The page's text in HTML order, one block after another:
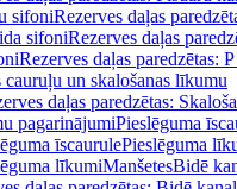
sifoniRezerves daļas
sifoniRezerves daļas
Rezerves daļas paredzētas:
cauruļu un skalošanas līkumu
daļas paredzētas:
pagarinājumiPieslēguma
īscaurulePieslēguma
līkumiManšetesBidē